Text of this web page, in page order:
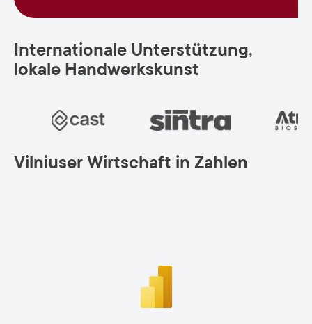
Internationale Unterstützung,
lokale Handwerkskunst
Vilniuser Wirtschaft in Zahlen